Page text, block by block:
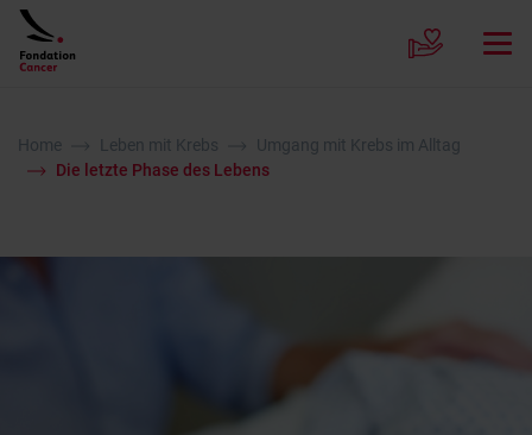
Home Leben mit Krebs
Umgang mit Krebs im Alltag
Die letzte Phase des Lebens